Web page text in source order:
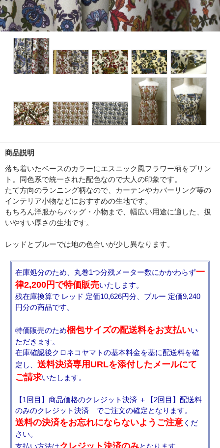
商品説明
落ち着いたベースのカラーにエスニック風フラワー柄をプリン
ト。同色系で統一された配色なので大人の印象です。
たて方向のランニング柄なので、カーテンやカバーリング等の
インテリア小物などにおすすめの生地です。
もちろん洋服からバッグ・小物まで、幅広い用途に適した、扱
いやすい厚さの生地です。
レッドとブルーでは地の色合いが少し異なります。
在庫処分のため、丸巻1つ分残メーター数にかかわらず一
律2,200円で特価販売いたします。
残在庫換算で レッド 定価10,626円分、ブルー 定価9,240
円分の商品です。
特価販売のため梱包サイズの配送料をお支払いい
ただきます。
在庫確認後クロネコヤマトの基本料金を基に配送料を確
定し、 送料決済専用URLを添付したメールにて
ご請求いたします。
【1回目】商品価格のクレジット決済 ＋【2回目】配送料
のみのクレジット決済 でご注文の確定となります。
送料の決済をお忘れにならないようご注意くだ
さい。
支払い方法はクレジット決済のみとなります。